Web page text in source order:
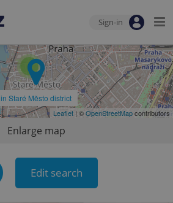
Sign-in
in Staré Město district
5
Leaflet | ©OpenStreetMapcontributors
Enlarge map
Edit search